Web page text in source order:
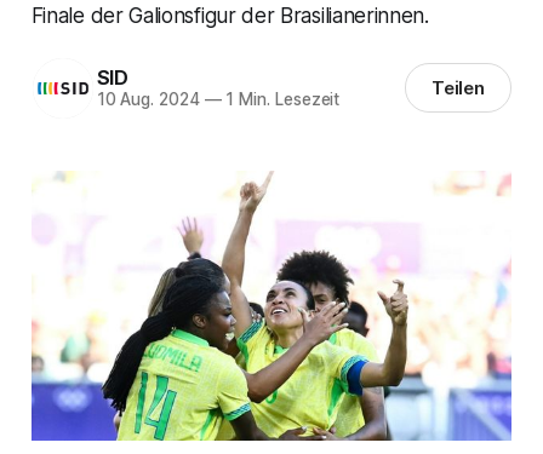
Finale der Galionsfigur der Brasilianerinnen.
SID
10 Aug. 2024 —1 Min. Lesezeit Teilen